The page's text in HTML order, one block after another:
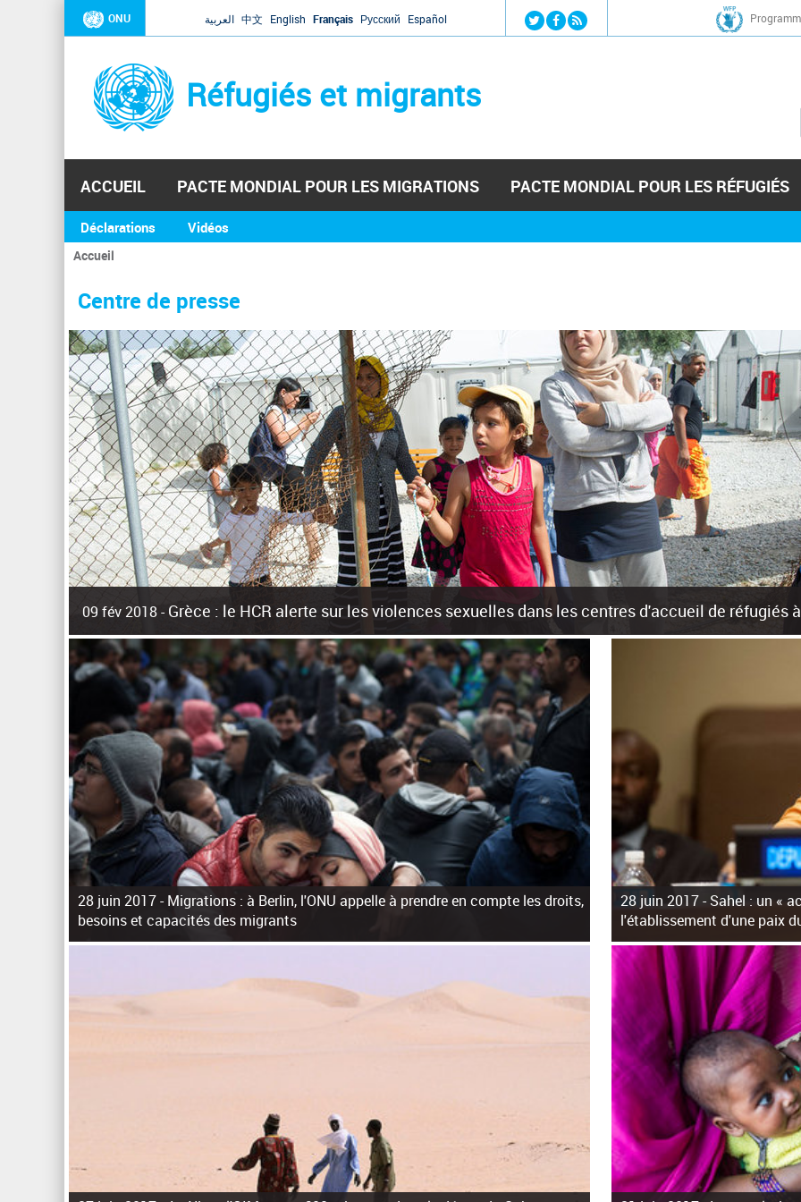
Jump to navigation
ONU العربية 中文 English Français Русский Español
Réfugiés et migrants
ACCUEIL PACTE MONDIAL POUR LES MIGRATIONS PACTE MONDIAL POUR LES RÉFUGIÉS
Déclarations Vidéos
Vous
ici
Accueil
Centre de presse
09 fév 2018 - Grèce : le HCR alerte sur les violences sexuelles dans les centres d'accueil de réfugiés
La surpopulation des centres d'accueil de réfugiés et migrants sur les îles grecques est source de violences et de harcèlement
Unies pour
28 juin 2017 -Migrations : à Berlin, l'ONU appelle à prendre en compte les droits,
besoins et capacités des migrants
28 juin 2017 -Sahel : un «
l'établissement d'une paix
a